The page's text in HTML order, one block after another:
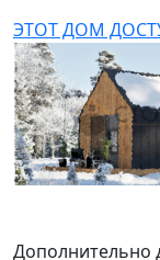
ЭТОТ ДОМ
Дополнительно